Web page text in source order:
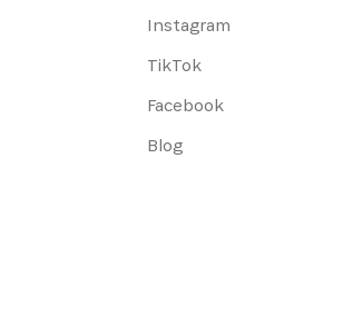
Instagram
TikTok
Facebook
Blog